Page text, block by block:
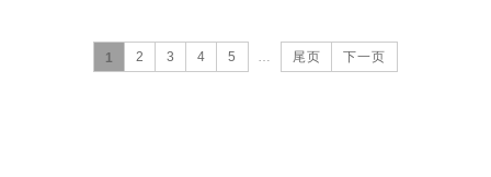
1 2 3 4 5 … 尾页 下一页